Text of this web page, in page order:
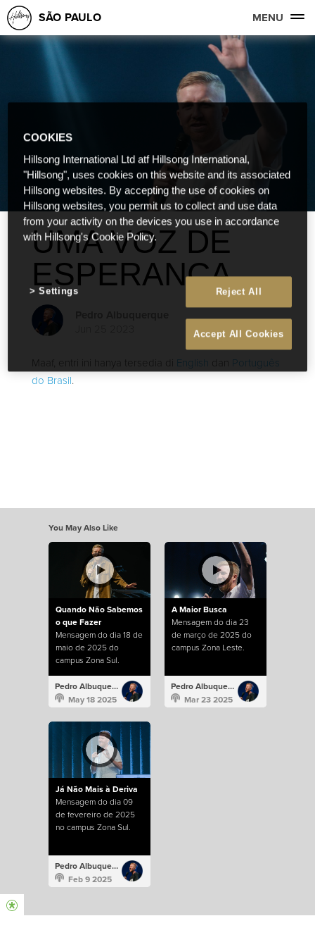
SÃO PAULO MENU
UMA VOZ DE
ESPERANÇA
Maaf, entri ini hanya tersedia di English dan Português
do Brasil.
You May Also Like
Quando Não Sabemos
o que Fazer
Mensagem do dia 18 de
maio de 2025 do
campus Zona Sul.
Pedro Albuquerque
May 18 2025
A Maior Busca
Mensagem do dia 23
de março de 2025 do
campus Zona Leste.
Pedro Albuquerque
Mar 23 2025
Já Não Mais à Deriva
Mensagem do dia 09
de fevereiro de 2025
no campus Zona Sul.
Pedro Albuquerque
Feb 9 2025
COOKIES
Hillsong International Ltd atf Hillsong International,
"Hillsong", uses cookies on this website and its associated
Hillsong websites. By accepting the use of cookies on
Hillsong websites, you permit us to collect and use data
from your activity on the devices you use in accordance
with Hillsong's Cookie Policy.
Reject All
Accept All Cookies
Settings